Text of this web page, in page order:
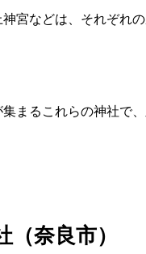
宮などは、それぞれ
まるこれらの神社で
（奈良市）